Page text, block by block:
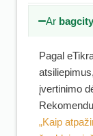
Ar
Pagal
įvertinimo
„Kaip